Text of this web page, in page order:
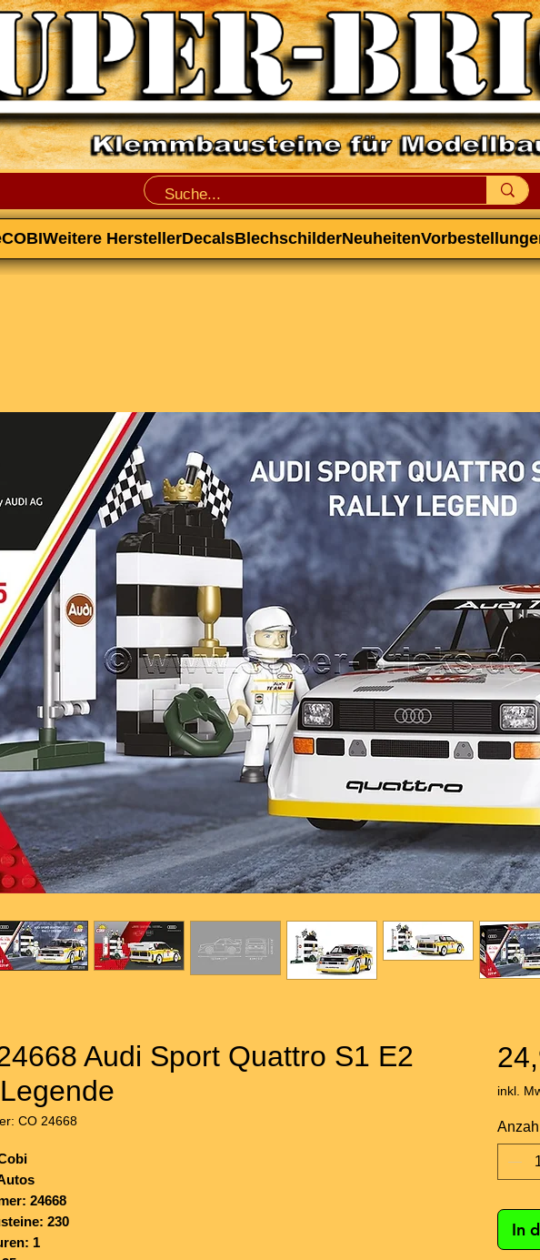
COBIWeitere HerstellerDecalsBlechschilderNeuheiten
Audi Sport Quattro S1 E2
CO 24668
24668
230
1
inkl.
In